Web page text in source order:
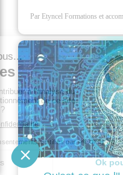
Par Etyncel Formations et